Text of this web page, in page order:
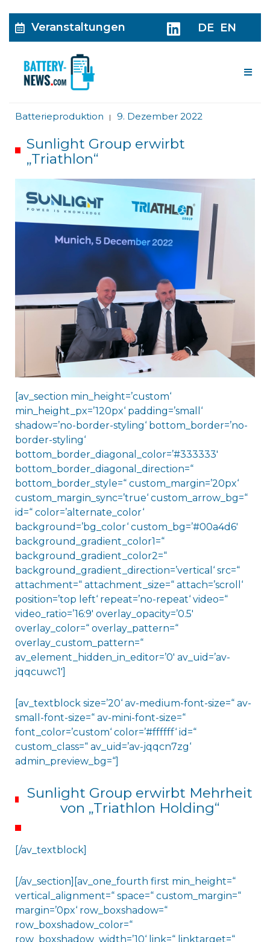
Veranstaltungen DE EN
Batterieproduktion | 9. Dezember 2022
Sunlight Group erwirbt
„Triathlon“
[av_section min_height=’custom‘
min_height_px=’120px‘ padding=’small‘
shadow=’no-border-styling‘ bottom_border=’no-
border-styling‘
bottom_border_diagonal_color=’#333333′
bottom_border_diagonal_direction=“
bottom_border_style=“ custom_margin=’20px‘
custom_margin_sync=’true‘ custom_arrow_bg=“
id=“ color=’alternate_color‘
background=’bg_color‘ custom_bg=’#00a4d6′
background_gradient_color1=“
background_gradient_color2=“
background_gradient_direction=’vertical‘ src=“
attachment=“ attachment_size=“ attach=’scroll‘
position=’top left‘ repeat=’no-repeat‘ video=“
video_ratio=’16:9′ overlay_opacity=’0.5′
overlay_color=“ overlay_pattern=“
overlay_custom_pattern=“
av_element_hidden_in_editor=’0′ av_uid=’av-
jqqcuwc1′]
[av_textblock size=’20‘ av-medium-font-size=“ av-
small-font-size=“ av-mini-font-size=“
font_color=’custom‘ color=’#ffffff‘ id=“
custom_class=“ av_uid=’av-jqqcn7zg‘
admin_preview_bg=“]
Sunlight Group erwirbt Mehrheit
von „Triathlon Holding“
[/av_textblock]
[/av_section][av_one_fourth first min_height=“
vertical_alignment=“ space=“ custom_margin=“
margin=’0px‘ row_boxshadow=“
row_boxshadow_color=“
row_boxshadow_width=’10‘ link=“ linktarget=“